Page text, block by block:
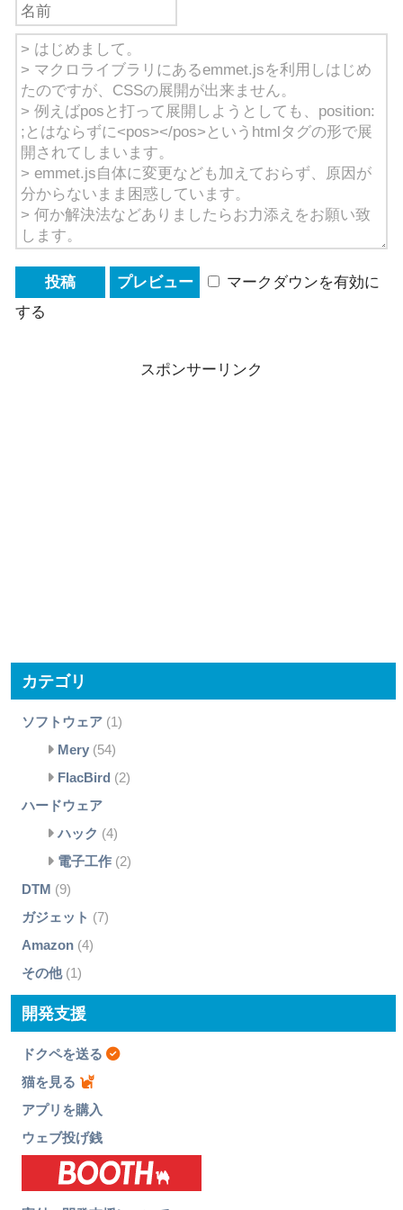
マークダウンを有効に
する
スポンサーリンク
カテゴリ
ソフトウェア(1)
Mery(54)
FlacBird (2)
ハードウェア
ハック (4)
電子工作(2)
DTM (9)
ガジェット (7)
Amazon(4)
その他(1)
開発支援
ドクペを送る
猫を見る
アプリを購入
ウェブ投げ銭